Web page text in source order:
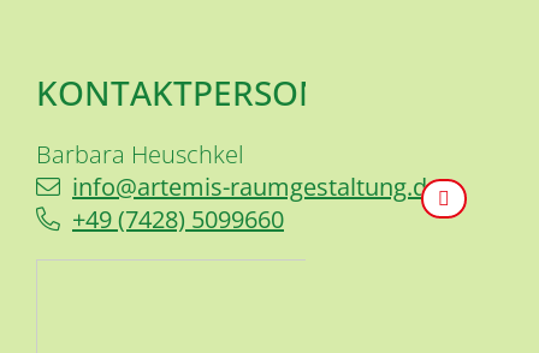
KONTAKTPERSON
Barbara Heuschkel
info@artemis-raumgestaltung.de
+49 (7428) 5099660